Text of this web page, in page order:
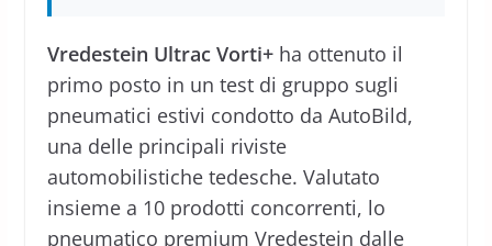
Vredestein Ultrac Vorti+ha ottenuto il
primo posto in un test di gruppo sugli
pneumatici estivi condotto da AutoBild,
una delle principali riviste
automobilistiche tedesche. Valutato
insieme a 10 prodotti concorrenti, lo
pneumatico premium Vredestein dalle